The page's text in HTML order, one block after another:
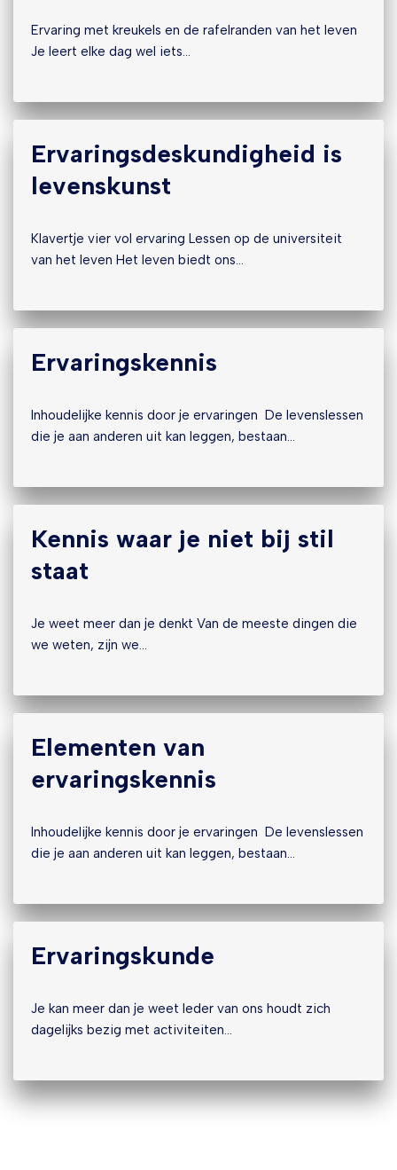
Ervaring met kreukels en de rafelranden van het leven
Je leert elke dag wel iets…
Ervaringsdeskundigheid is
levenskunst
Klavertje vier vol ervaring Lessen op de universiteit
van het leven Het leven biedt ons…
Ervaringskennis
Inhoudelijke kennis door je ervaringen De levenslessen
die je aan anderen uit kan leggen, bestaan…
Kennis waar je niet bij stil
staat
Je weet meer dan je denkt Van de meeste dingen die
we weten, zijn we…
Elementen van
ervaringskennis
Inhoudelijke kennis door je ervaringen De levenslessen
die je aan anderen uit kan leggen, bestaan…
Ervaringskunde
Je kan meer dan je weet Ieder van ons houdt zich
dagelijks bezig met activiteiten…